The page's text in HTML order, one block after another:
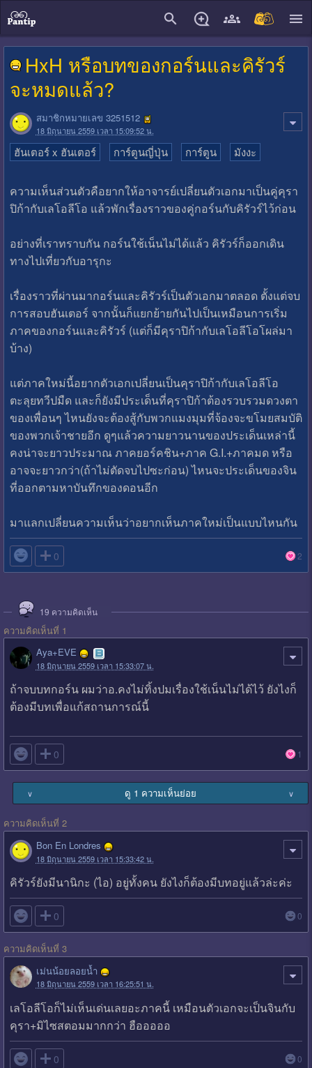
HxH หรือบทของกอร์นและคิรัวร์
จะหมดแล้ว?
สมาชิกหมายเลข 3251512
18 มิถุนายน 2559 เวลา 15:09:52 น.
ฮันเตอร์ x ฮันเตอร์ การ์ตูนญี่ปุ่น การ์ตูน มังงะ
ความเห็นส่วนตัวคือยากให้อาจารย์เปลี่ยนตัวเอกมาเป็นคู่คุรา
ปิก้ากับเลโอลีโอ แล้วพักเรื่องราวของคู่กอร์นกับคิรัวร์ไว้ก่อน
อย่างที่เราทราบกัน กอร์นใช้เน็นไม่ได้แล้ว คิรัวร์ก็ออกเดิน
ทางไปเที่ยวกับอารุกะ
เรื่องราวที่ผ่านมากอร์นและคิรัวร์เป็นตัวเอกมาตลอด ตั้งแต่จบ
การสอบฮันเตอร์ จากนั้นก็แยกย้ายกันไปเป็นเหมือนการเริ่ม
ภาคของกอร์นและคิรัวร์ (แต่ก็มีคุราปิก้ากับเลโอลีโอโผล่มา
บ้าง)
แต่ภาคใหม่นี้อยากตัวเอกเปลี่ยนเป็นคุราปิก้ากับเลโอลีโอ
ตะลุยทวีปมืด และก็ยังมีประเด็นที่คุราปิก้าต้องรวบรวมดวงตา
ของเพื่อนๆ ไหนยังจะต้องสู้กับพวกแมงมุมที่จ้องจะขโมยสมบัติ
ของพวกเจ้าชายอีก ดูๆแล้วความยาวนานของประเด็นเหล่านี้
คงน่าจะยาวประมาณ ภาคยอร์คชิน+ภาค G.I.+ภาคมด หรือ
อาจจะยาวกว่า(ถ้าไม่ตัดจบไปซะก่อน) ไหนจะประเด็นของจิน
ที่ออกตามหาบันทึกของดอนอีก
มาแลกเปลี่ยนความเห็นว่าอยากเห็นภาคใหม่เป็นแบบไหนกัน
 0 2
19 ความคิดเห็น
ความคิดเห็นที่ 1
Aya+EVE
18 มิถุนายน 2559 เวลา 15:33:07 น.
ถ้าจบบทกอร์น ผมว่าอ.คงไม่ทิ้งปมเรื่องใช้เน็นไม่ได้ไว้ ยังไงก็
ต้องมีบทเพื่อแก้สถานการณ์นี้
 0 1
∨ ดู 1 ความเห็นย่อย ∨
ความคิดเห็นที่ 2
Bon En Londres
18 มิถุนายน 2559 เวลา 15:33:42 น.
คิรัวร์ยังมีนานิกะ (ไอ) อยู่ทั้งคน ยังไงก็ต้องมีบทอยู่แล้วล่ะค่ะ
 0 0
ความคิดเห็นที่ 3
เม่นน้อยลอยน้ำ
18 มิถุนายน 2559 เวลา 16:25:51 น.
เลโอลีโอก็ไม่เห็นเด่นเลยอะภาคนี้ เหมือนตัวเอกจะเป็นจินกับ
คุรา+มิไซสตอมมากกว่า ฮือออออ
 0 0
close